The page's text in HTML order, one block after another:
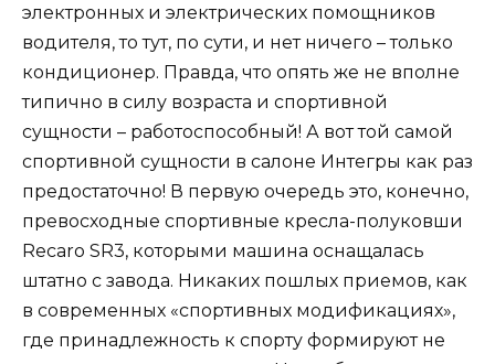
электронных и электрических помощников
водителя, то тут, по сути, и нет ничего – только
кондиционер. Правда, что опять же не вполне
типично в силу возраста и спортивной
сущности – работоспособный! А вот той самой
спортивной сущности в салоне Интегры как раз
предостаточно! В первую очередь это, конечно,
превосходные спортивные кресла-полуковши
Recaro SR3, которыми машина оснащалась
штатно с завода. Никаких пошлых приемов, как
в современных «спортивных модификациях»,
где принадлежность к спорту формируют не